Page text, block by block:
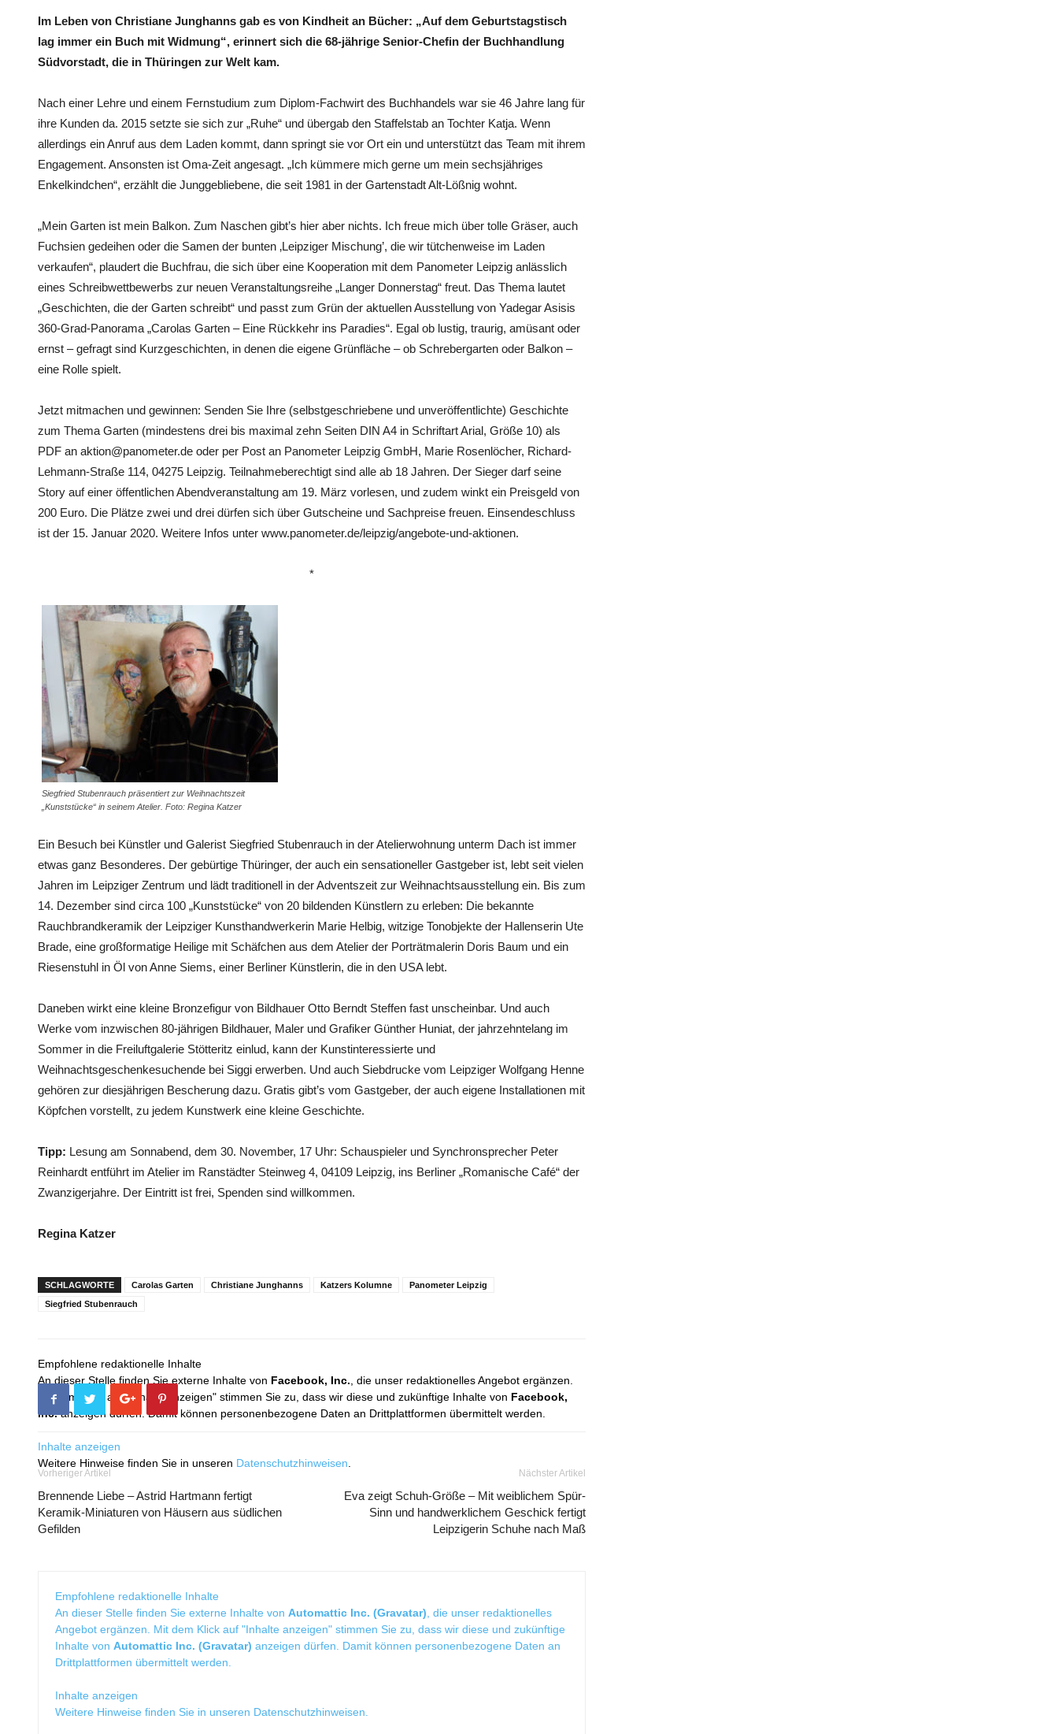
Im Leben von Christiane Junghanns gab es von Kindheit an Bücher: „Auf dem Geburtstagstisch
lag immer ein Buch mit Widmung“, erinnert sich die 68-jährige Senior-Chefin der Buchhandlung
Südvorstadt, die in Thüringen zur Welt kam.
Nach einer Lehre und einem Fernstudium zum Diplom-Fachwirt des Buchhandels war sie 46 Jahre lang für
ihre Kunden da. 2015 setzte sie sich zur „Ruhe“ und übergab den Staffelstab an Tochter Katja. Wenn
allerdings ein Anruf aus dem Laden kommt, dann springt sie vor Ort ein und unterstützt das Team mit ihrem
Engagement. Ansonsten ist Oma-Zeit angesagt. „Ich kümmere mich gerne um mein sechsjähriges
Enkelkindchen“, erzählt die Junggebliebene, die seit 1981 in der Gartenstadt Alt-Lößnig wohnt.
„Mein Garten ist mein Balkon. Zum Naschen gibt’s hier aber nichts. Ich freue mich über tolle Gräser, auch
Fuchsien gedeihen oder die Samen der bunten ‚Leipziger Mischung’, die wir tütchenweise im Laden
verkaufen“, plaudert die Buchfrau, die sich über eine Kooperation mit dem Panometer Leipzig anlässlich
eines Schreibwettbewerbs zur neuen Veranstaltungsreihe „Langer Donnerstag“ freut. Das Thema lautet
„Geschichten, die der Garten schreibt“ und passt zum Grün der aktuellen Ausstellung von Yadegar Asisis
360-Grad-Panorama „Carolas Garten – Eine Rückkehr ins Paradies“. Egal ob lustig, traurig, amüsant oder
ernst – gefragt sind Kurzgeschichten, in denen die eigene Grünfläche – ob Schrebergarten oder Balkon –
eine Rolle spielt.
Jetzt mitmachen und gewinnen: Senden Sie Ihre (selbstgeschriebene und unveröffentlichte) Geschichte
zum Thema Garten (mindestens drei bis maximal zehn Seiten DIN A4 in Schriftart Arial, Größe 10) als
PDF an aktion@panometer.de oder per Post an Panometer Leipzig GmbH, Marie Rosenlöcher, Richard-
Lehmann-Straße 114, 04275 Leipzig. Teilnahmeberechtigt sind alle ab 18 Jahren. Der Sieger darf seine
Story auf einer öffentlichen Abendveranstaltung am 19. März vorlesen, und zudem winkt ein Preisgeld von
200 Euro. Die Plätze zwei und drei dürfen sich über Gutscheine und Sachpreise freuen. Einsendeschluss
ist der 15. Januar 2020. Weitere Infos unter www.panometer.de/leipzig/angebote-und-aktionen.
*
Siegfried Stubenrauch präsentiert zur Weihnachtszeit
„Kunststücke“ in seinem Atelier. Foto: Regina Katzer
Ein Besuch bei Künstler und Galerist Siegfried Stubenrauch in der Atelierwohnung unterm Dach ist immer
etwas ganz Besonderes. Der gebürtige Thüringer, der auch ein sensationeller Gastgeber ist, lebt seit vielen
Jahren im Leipziger Zentrum und lädt traditionell in der Adventszeit zur Weihnachtsausstellung ein. Bis zum
14. Dezember sind circa 100 „Kunststücke“ von 20 bildenden Künstlern zu erleben: Die bekannte
Rauchbrandkeramik der Leipziger Kunsthandwerkerin Marie Helbig, witzige Tonobjekte der Hallenserin Ute
Brade, eine großformatige Heilige mit Schäfchen aus dem Atelier der Porträtmalerin Doris Baum und ein
Riesenstuhl in Öl von Anne Siems, einer Berliner Künstlerin, die in den USA lebt.
Daneben wirkt eine kleine Bronzefigur von Bildhauer Otto Berndt Steffen fast unscheinbar. Und auch
Werke vom inzwischen 80-jährigen Bildhauer, Maler und Grafiker Günther Huniat, der jahrzehntelang im
Sommer in die Freiluftgalerie Stötteritz einlud, kann der Kunstinteressierte und
Weihnachtsgeschenkesuchende bei Siggi erwerben. Und auch Siebdrucke vom Leipziger Wolfgang Henne
gehören zur diesjährigen Bescherung dazu. Gratis gibt’s vom Gastgeber, der auch eigene Installationen mit
Köpfchen vorstellt, zu jedem Kunstwerk eine kleine Geschichte.
Tipp: Lesung am Sonnabend, dem 30. November, 17 Uhr: Schauspieler und Synchronsprecher Peter
Reinhardt entführt im Atelier im Ranstädter Steinweg 4, 04109 Leipzig, ins Berliner „Romanische Café“ der
Zwanzigerjahre. Der Eintritt ist frei, Spenden sind willkommen.
Regina Katzer
SCHLAGWORTE Carolas Garten Christiane Junghanns Katzers Kolumne
Panometer Leipzig
Siegfried Stubenrauch
Empfohlene redaktionelle Inhalte
An dieser Stelle finden Sie externe Inhalte von Facebook, Inc. , die unser redaktionelles Angebot ergänzen.
Mit dem Klick auf "Inhalte anzeigen" stimmen Sie zu, dass wir diese und zukünftige Inhalte von Facebook,
Inc.anzeigen dürfen. Damit können personenbezogene Daten an Drittplattformen übermittelt werden.
Inhalte anzeigen
Weitere Hinweise finden Sie in unseren Datenschutzhinweisen
Vorheriger Artikel
Brennende Liebe – Astrid Hartmann fertigt
Keramik-Miniaturen von Häusern aus südlichen
Gefilden
Nächster Artikel
Eva zeigt Schuh-Größe – Mit weiblichem Spür-
Sinn und handwerklichem Geschick fertigt
Leipzigerin Schuhe nach Maß
Empfohlene redaktionelle Inhalte
An dieser Stelle finden Sie externe Inhalte von Automattic Inc. (Gravatar) , die unser redaktionelles
Angebot ergänzen. Mit dem Klick auf "Inhalte anzeigen" stimmen Sie zu, dass wir diese und zukünftige
Inhalte von Automattic Inc. (Gravatar) anzeigen dürfen. Damit können personenbezogene Daten an
Drittplattformen übermittelt werden.
Inhalte anzeigen
Weitere Hinweise finden Sie in unseren Datenschutzhinweisen